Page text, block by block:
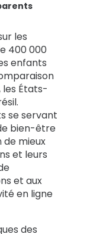
les
400 000
enfants
les États-
se servant
bien-être
de mieux
et leurs
et aux
en ligne
des